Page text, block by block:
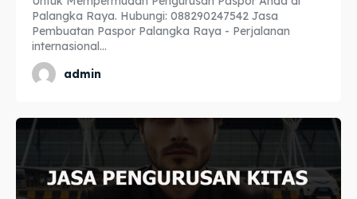
Palangka Raya. Hubungi: 088290247542 Jasa
Pembuatan Paspor Palangka Raya - Perjalanan
internasional...
admin